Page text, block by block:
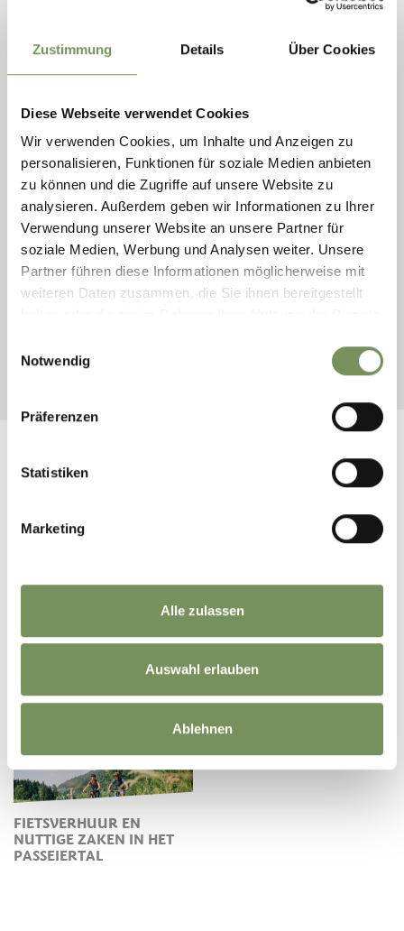
Zustimmung Details Über Cookies
Diese Webseite verwendet Cookies
Wir verwenden Cookies, um Inhalte und Anzeigen zu
personalisieren, Funktionen für soziale Medien anbieten
zu können und die Zugriffe auf unsere Website zu
analysieren. Außerdem geben wir Informationen zu Ihrer
Verwendung unserer Website an unsere Partner für
soziale Medien, Werbung und Analysen weiter. Unsere
Partner führen diese Informationen möglicherweise mit
weiteren Daten zusammen, die Sie ihnen bereitgestellt
Notwendig
Präferenzen
Statistiken
Marketing
Alle zulassen
Auswahl erlauben
Ablehnen
open
RACING BIKES
RACING BIKE TOUR TO THE JAUFENPASS
MOUNTAIN PASS
The Jaufen Pass mountain pass connects the Passeiertal Valley with the
Eisacktal Valley, and is one of the shortest connections between
MEER INTERESSANTE LINKS
PASWEGEN (ERLEBNIS
FIETSVERHUUR EN
NUTTIGE ZAKEN IN HET
PASSEIERTAL